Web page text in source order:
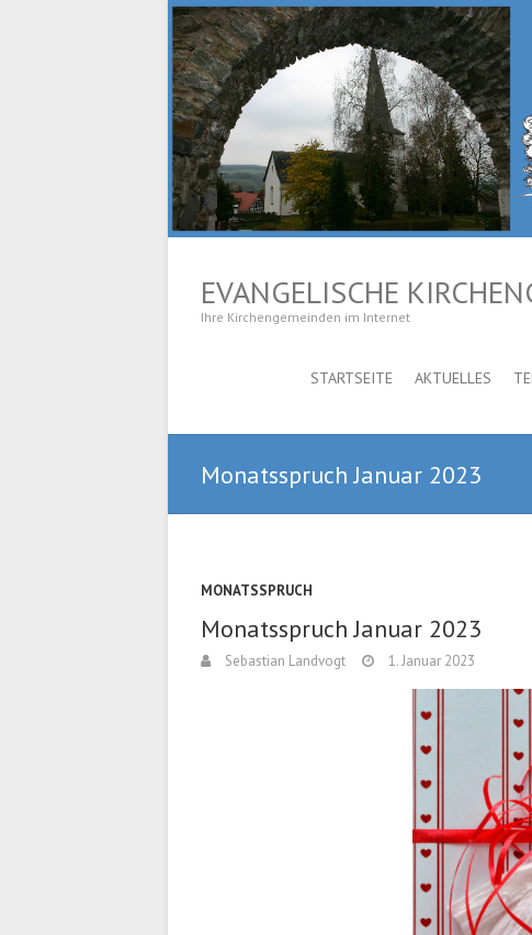
EVANGELISCHE
Ihre Kirchengemeinden im Internet
STARTSEITE AKTUELLES
Monatsspruch Januar 2023
MONATSSPRUCH
Monatsspruch Januar 2023
Sebastian Landvogt 1. Januar 2023